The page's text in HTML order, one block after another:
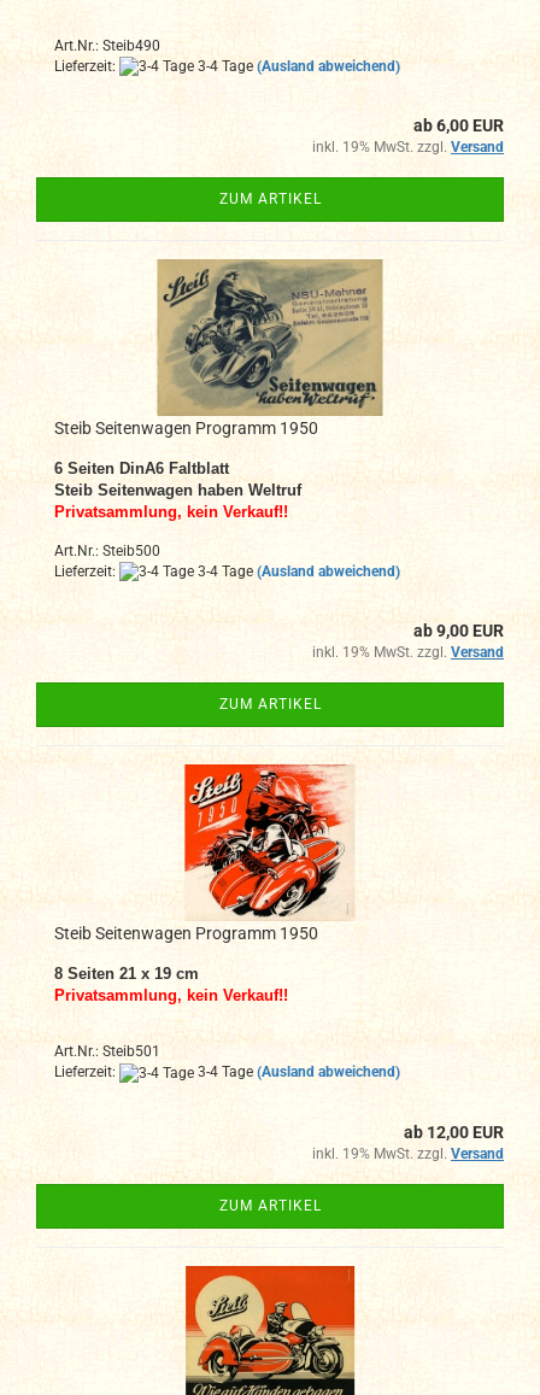
Art.Nr.: Steib490
Lieferzeit:
3-4 Tage (Ausland abweichend)
ab 6,00 EUR
inkl. 19% MwSt. zzgl. Versand
ZUM ARTIKEL
Steib Seitenwagen Programm 1950
6 Seiten DinA6 Faltblatt
Steib Seitenwagen haben Weltruf
Privatsammlung, kein Verkauf!!
Art.Nr.: Steib500
Lieferzeit:
3-4 Tage (Ausland abweichend)
ab 9,00 EUR
inkl. 19% MwSt. zzgl. Versand
ZUM ARTIKEL
Steib Seitenwagen Programm 1950
8 Seiten 21 x 19 cm
Privatsammlung, kein Verkauf!!
Art.Nr.: Steib501
Lieferzeit:
3-4 Tage (Ausland abweichend)
ab 12,00 EUR
inkl. 19% MwSt. zzgl. Versand
ZUM ARTIKEL